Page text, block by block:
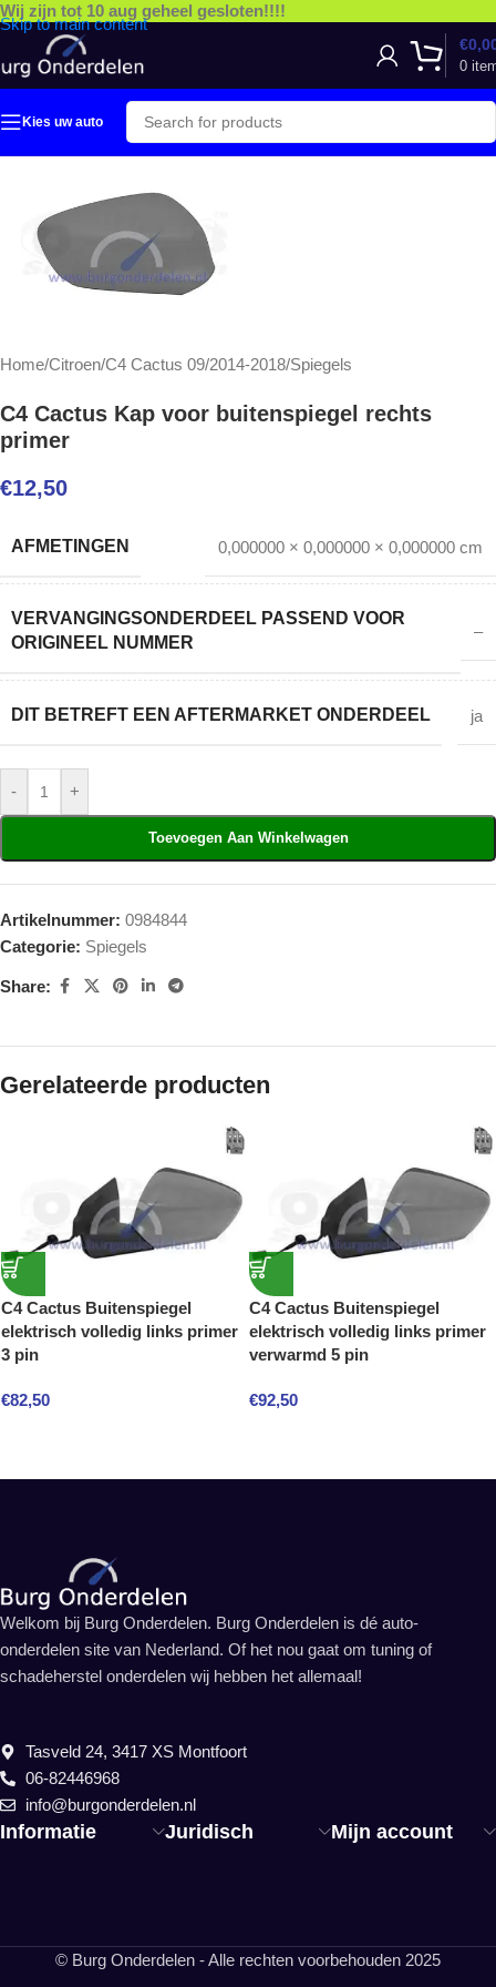
Skip to main content
Wij zijn tot 10 aug geheel gesloten!!!!
0
€
Kies uw auto
Home/Citroen/C4 Cactus 09/2014-2018/Spiegels
C4 Cactus Kap voor buitenspiegel rechts
primer
€12,50
AFMETINGEN 0,000000 × 0,000000 × 0,000000 cm
VERVANGINGSONDERDEEL PASSEND VOOR
ORIGINEEL NUMMER
–
DIT BETREFT EEN AFTERMARKET ONDERDEEL ja
- +
Toevoegen Aan Winkelwagen
Artikelnummer: 0984844
Categorie: Spiegels
Share:
Gerelateerde producten
C4 Cactus Buitenspiegel
elektrisch volledig links primer
3 pin
€82,50
C4 Cactus Buitenspiegel
elektrisch volledig links primer
verwarmd 5 pin
€92,50
Informatie Juridisch Mijn account
Welkom bij Burg Onderdelen. Burg Onderdelen is dé auto-
onderdelen site van Nederland. Of het nou gaat om tuning of
schadeherstel onderdelen wij hebben het allemaal!
Tasveld 24, 3417 XS Montfoort
06-82446968
info@burgonderdelen.nl
© Burg Onderdelen - Alle rechten voorbehouden 2025